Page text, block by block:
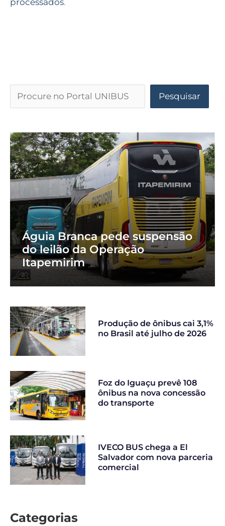
Pesquisar
Águia Branca pede suspensão
do leilão da Operação
Itapemirim
Produção de ônibus cai 3,1%
no Brasil até julho de 2026
Foz do Iguaçu prevê 108
ônibus na nova concessão
do transporte
IVECO BUS chega a El
Salvador com nova parceria
comercial
Categorias